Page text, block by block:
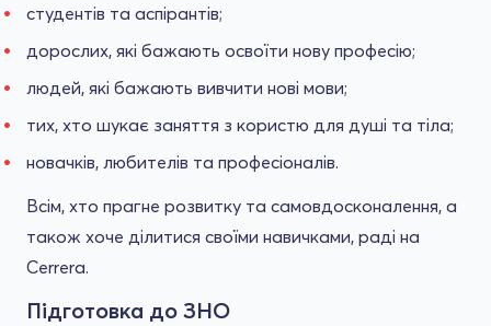
студентів та аспірантів;
дорослих, які бажають освоїти нову професію;
людей, які бажають вивчити нові мови;
тих, хто шукає заняття з користю для душі та тіла;
новачків, любителів та професіоналів.
Всім, хто прагне розвитку та самовдосконалення, а
також хоче ділитися своїми навичками, раді на
Cerrera.
Підготовка до ЗНО